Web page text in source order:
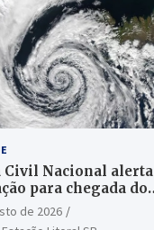
Civil Nacional alerta
para chegada do
bomba
de 2026